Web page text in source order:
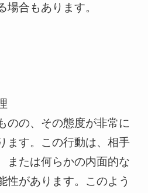
場合もあります。
のの、その態度が非常に
ます。この行動は、相手
または何らかの内面的な
性があります。このよう